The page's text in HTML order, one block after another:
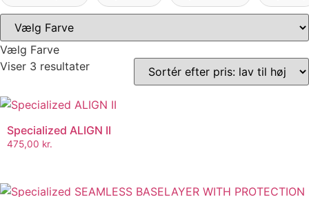
Vælg Farve
Viser 3 resultater
Specialized ALIGN II
475,00 kr.